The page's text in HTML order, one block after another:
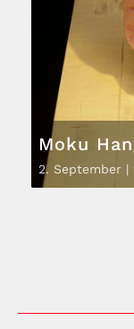
Moku
2. September |